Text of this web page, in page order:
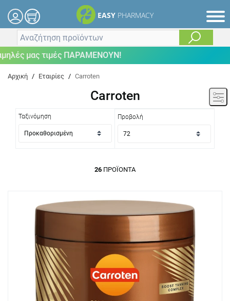
EASY PHARMACY
τιμές ΠΑΡΑΜΕΝΟΥΝ!
Αρχική / Εταιρίες / Carroten
Carroten
Ταξινόμηση Προβολή
26 ΠΡΟΪΌΝΤΑ